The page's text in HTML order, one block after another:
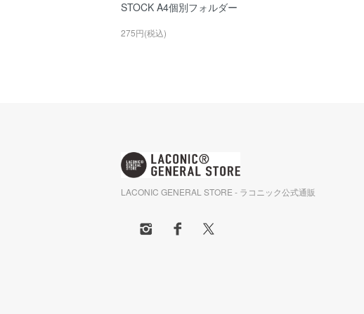
STOCK A4個別フォルダー
275円(税込)
LACONIC GENERAL STORE - ラコニック公式通販